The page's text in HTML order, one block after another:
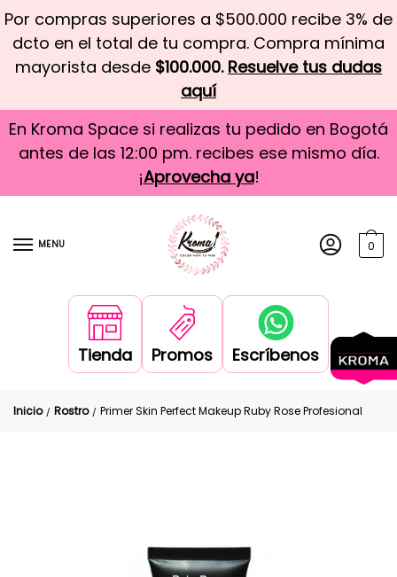
Por compras superiores a $500.000 recibe 3% de
dcto en el total de tu compra. Compra mínima
mayorista desde $100.000. Resuelve tus dudas
aquí
En Kroma Space si realizas tu pedido en Bogotá
antes de las 12:00 pm. recibes ese mismo día.
¡Aprovecha ya!
MENU 0
Tienda Promos Escríbenos
Inicio / Rostro / Primer Skin Perfect Makeup Ruby Rose Profesional